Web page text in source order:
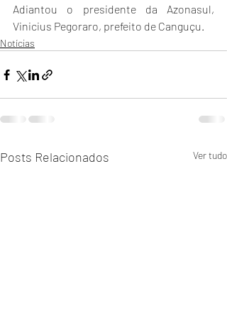
Adiantou o presidente da Azonasul,
Vinicius Pegoraro, prefeito de Canguçu.
Notícias
Posts Relacionados Ver tudo